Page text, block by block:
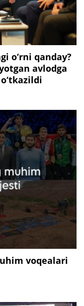
o‘rni qanday?
avlodga
voqealari